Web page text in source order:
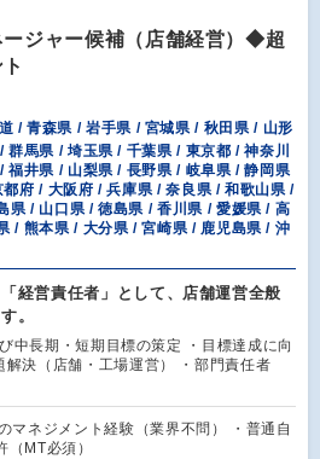
ージャー候補（店舗経営）◆超
/ 青森県 / 岩手県 / 宮城県 / 秋田県 / 山形
馬県 / 埼玉県 / 千葉県 / 東京都 / 神奈川
福井県 / 山梨県 / 長野県 / 岐阜県 / 静岡県
府 / 大阪府 / 兵庫県 / 奈良県 / 和歌山県 /
県 / 山口県 / 徳島県 / 香川県 / 愛媛県 / 高
/ 熊本県 / 大分県 / 宮崎県 / 鹿児島県 / 沖
経営責任者」として、店舗運営全般
。
中長期・短期目標の策定 ・目標達成に向
解決（店舗・工場運営） ・部門責任者
マネジメント経験（業界不問） ・普通自
（MT必須）